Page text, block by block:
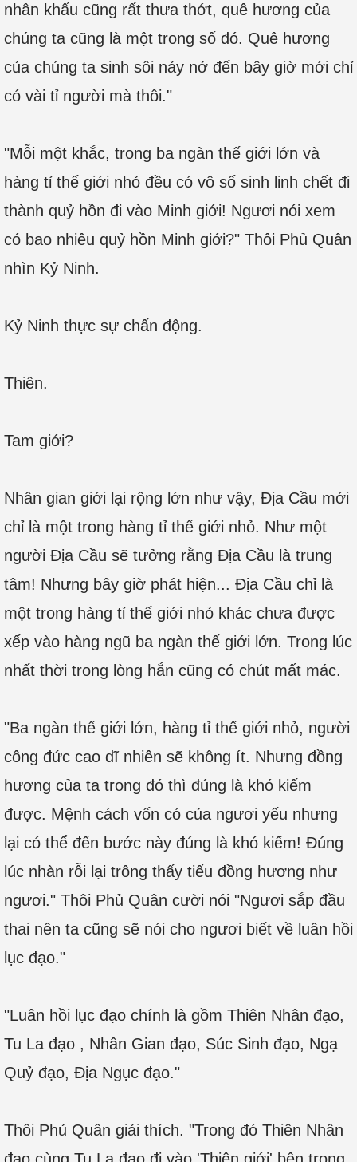
nhân khẩu cũng rất thưa thớt, quê hương của
chúng ta cũng là một trong số đó. Quê hương
của chúng ta sinh sôi nảy nở đến bây giờ mới chỉ
có vài tỉ người mà thôi."
"Mỗi một khắc, trong ba ngàn thế giới lớn và
hàng tỉ thế giới nhỏ đều có vô số sinh linh chết đi
thành quỷ hồn đi vào Minh giới! Ngươi nói xem
có bao nhiêu quỷ hồn Minh giới?" Thôi Phủ Quân
nhìn Kỷ Ninh.
Kỷ Ninh thực sự chấn động.
Thiên.
Tam giới?
Nhân gian giới lại rộng lớn như vậy, Địa Cầu mới
chỉ là một trong hàng tỉ thế giới nhỏ. Như một
người Địa Cầu sẽ tưởng rằng Địa Cầu là trung
tâm! Nhưng bây giờ phát hiện... Địa Cầu chỉ là
một trong hàng tỉ thế giới nhỏ khác chưa được
xếp vào hàng ngũ ba ngàn thế giới lớn. Trong lúc
nhất thời trong lòng hắn cũng có chút mất mác.
"Ba ngàn thế giới lớn, hàng tỉ thế giới nhỏ, người
công đức cao dĩ nhiên sẽ không ít. Nhưng đồng
hương của ta trong đó thì đúng là khó kiếm
được. Mệnh cách vốn có của ngươi yếu nhưng
lại có thể đến bước này đúng là khó kiếm! Đúng
lúc nhàn rỗi lại trông thấy tiểu đồng hương như
ngươi." Thôi Phủ Quân cười nói "Ngươi sắp đầu
thai nên ta cũng sẽ nói cho ngươi biết về luân hồi
lục đạo."
"Luân hồi lục đạo chính là gồm Thiên Nhân đạo,
Tu La đạo , Nhân Gian đạo, Súc Sinh đạo, Ngạ
Quỷ đạo, Địa Ngục đạo."
Thôi Phủ Quân giải thích. "Trong đó Thiên Nhân